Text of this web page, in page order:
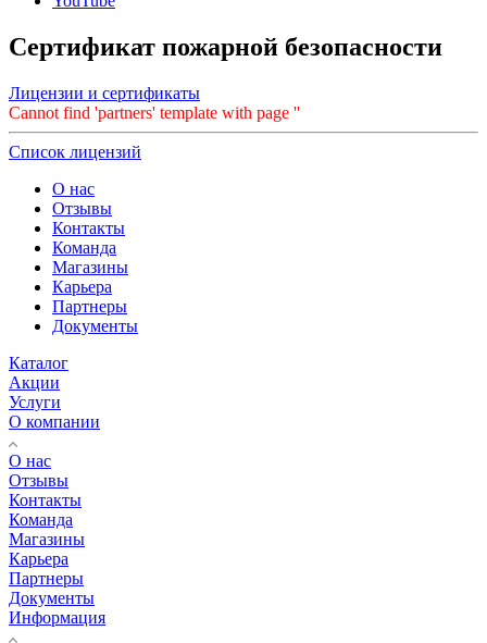
Сертификат пожарной безопасности
Лицензии и сертификаты
Cannot find 'partners' template with page ''
Список лицензий
О нас
Отзывы
Контакты
Команда
Магазины
Карьера
Партнеры
Документы
Каталог
Акции
Услуги
О компании
О нас
Отзывы
Контакты
Команда
Магазины
Карьера
Партнеры
Документы
Информация